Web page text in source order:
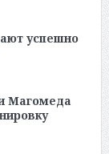
успешно
Магомеда